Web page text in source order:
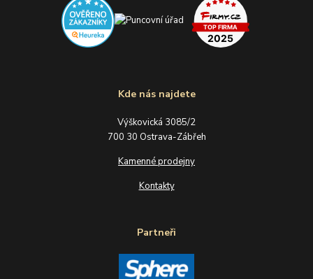
Kde nás najdete
Výškovická 3085/2
700 30 Ostrava-Zábřeh
Kamenné prodejny
Kontakty
Partneři